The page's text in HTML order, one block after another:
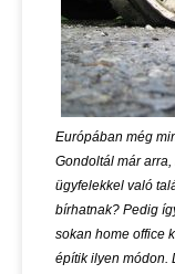
Európában még
Gondoltál már
ügyfelekkel való
bírhatnak? Pedig
sokan home office
építik ilyen módon.